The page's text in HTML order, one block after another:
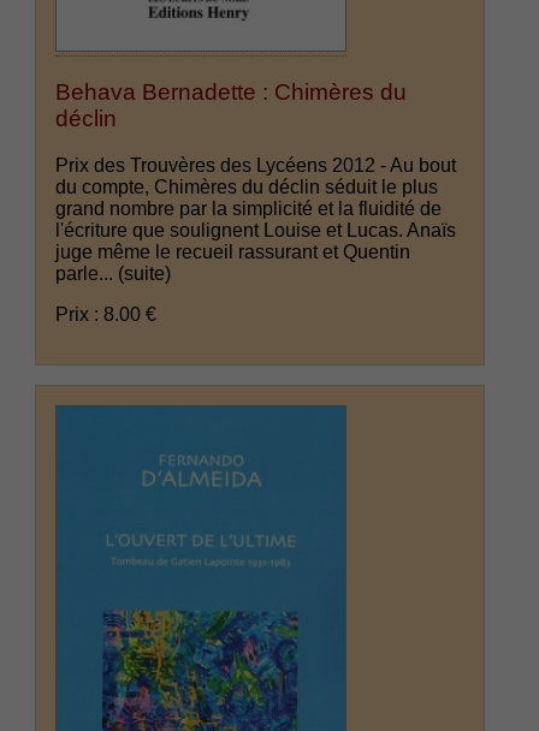
Behava Bernadette : Chimères du
déclin
Prix des Trouvères des Lycéens 2012 - Au bout
du compte, Chimères du déclin séduit le plus
grand nombre par la simplicité et la fluidité de
l'écriture que soulignent Louise et Lucas. Anaïs
juge même le recueil rassurant et Quentin
parle... (suite)
Prix : 8.00 €